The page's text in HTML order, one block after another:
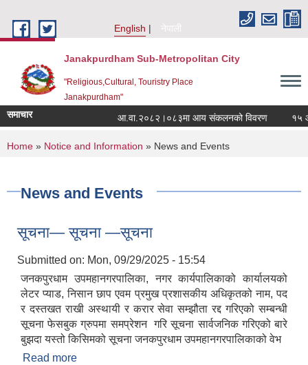
English
नेपाली
Janakpurdham Sub-Metropolitan City
"Religious,Cultural, Touristry Place
Janakpurdham"
समाचार आ.वा.२०८२।०८३मा आय संकलनको विवरण १५ औं
You are here
Home » Notice and Information » News and Events
News and Events
सूचना— सूचना —सूचना
Submitted on: Mon, 09/29/2025 - 15:54
जनकपुरधाम उपमहानगरपालिका, नगर कार्यपालिकाको कार्यालयको
लेटर प्याड, निसान छाप एवम प्रमुख प्रशासकीय अधिकृतको नाम, पद
र दस्तखत राखी अस्थायी र करार सेवा सम्झौता रद्द गरिएको सम्बन्धी
सूचना फेसबुक ग्रुपमा समप्रेशन गरि सूचना सार्वजनिक गरिएको बारे
बुझदा यस्तो किसिमको सूचना जनकपुरधाम उपमहानगरपालिकाको वेभ
Read more